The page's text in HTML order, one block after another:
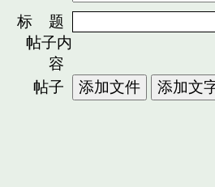
标 题
帖子内
容
帖子